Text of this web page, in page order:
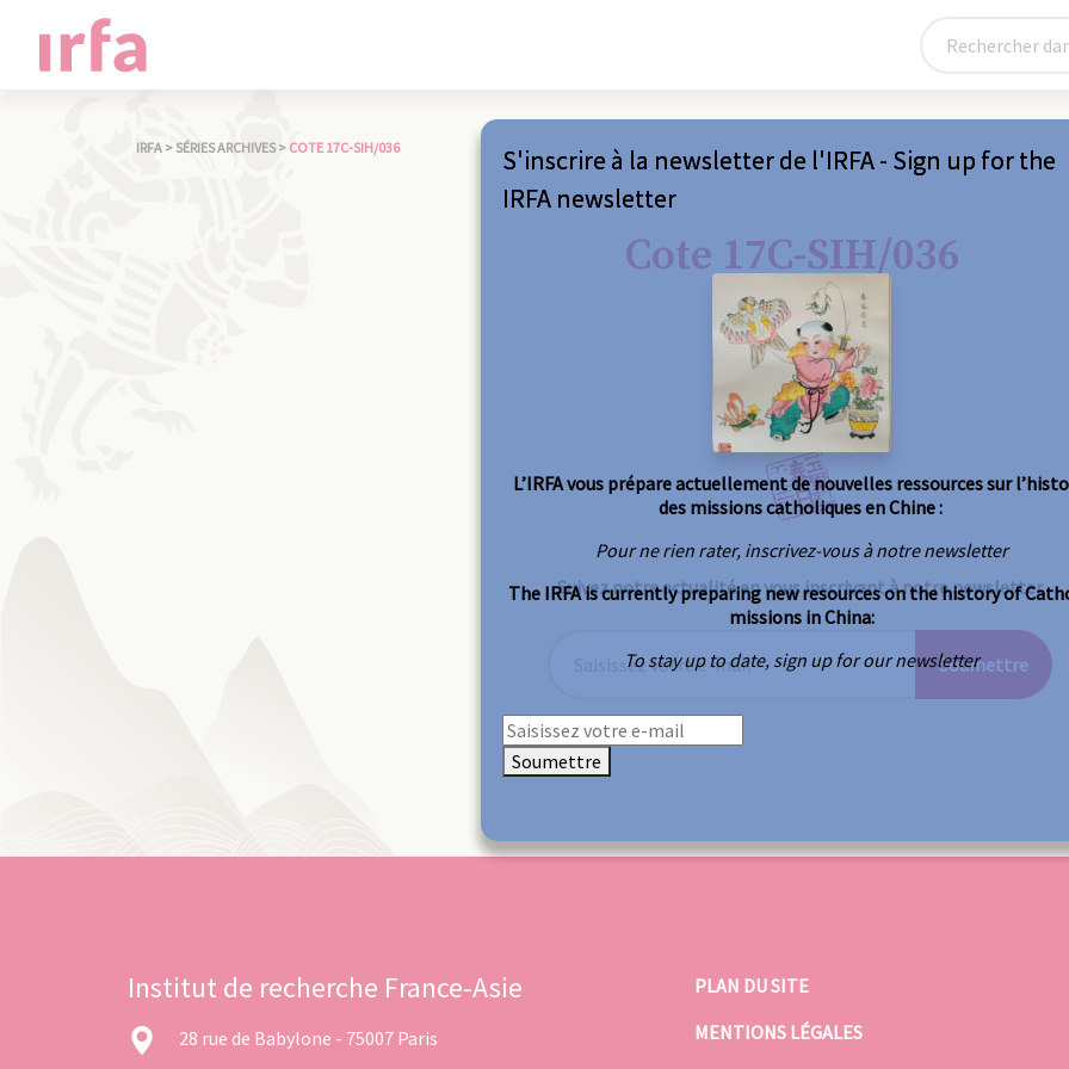
IRFA >SÉRIES ARCHIVES > COTE 17C-SIH/036
Cote 17C-SIH/036
Suivez notre actualité en vous inscrivant à notre newsletter
Soumettre
Institut de recherche France-Asie
28 rue de Babylone - 75007 Paris
PLAN DU SITE
MENTIONS LÉGALES
S'inscrire à la newsletter de l'IRFA - Sign up for the
IRFA newsletter
L’IRFA vous prépare actuellement de nouvelles ressources sur
des missions catholiques en Chine :
Pour ne rien rater, inscrivez-vous à notre newsletter
The IRFA is currently preparing new resources on the history of
missions in China:
To stay up to date, sign up for our newsletter
Soumettre